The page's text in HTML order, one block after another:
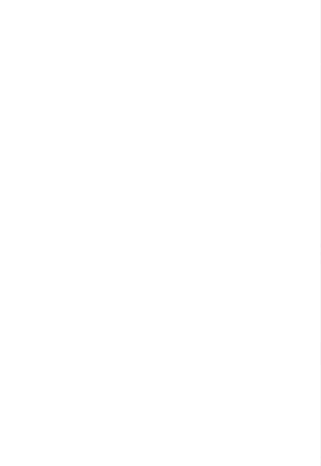
Competență
4.1.
mesaje, în
contexte de